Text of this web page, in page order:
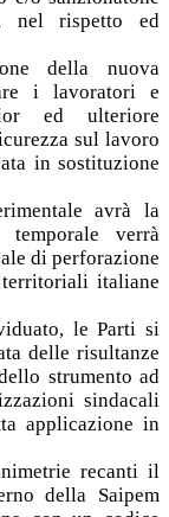
nel rispetto ed
della nuova
i lavoratori e
ed ulteriore
sul lavoro
in sostituzione
avrà la
verrà
di perforazione
italiane
le Parti si
delle risultanze
strumento ad
sindacali
applicazione in
recanti il
della Saipem